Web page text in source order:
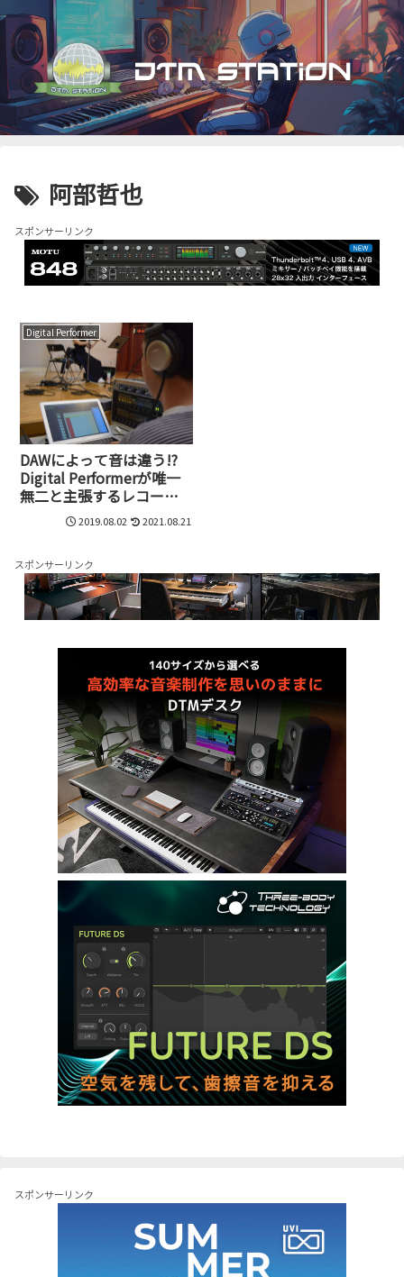
阿部哲也
スポンサーリンク
Digital Performer
DAWによって音は違う!?
Digital Performerが唯一
無二と主張するレコーデ
ィングエンジニアの意見
2019.08.02 2021.08.21
スポンサーリンク
スポンサーリンク